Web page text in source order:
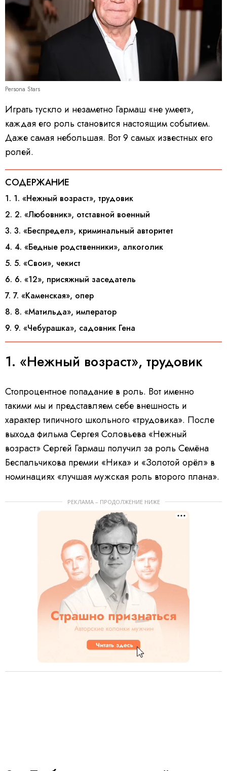
Persona Stars
Играть тускло и незаметно Гармаш «не умеет»,
каждая его роль становится настоящим событием.
Даже самая небольшая. Вот 9 самых известных его
ролей.
СОДЕРЖАНИЕ
1. 1. «Нежный возраст», трудовик
2. 2. «Любовник», отставной военный
3. 3. «Беспредел», криминальный авторитет
4. 4. «Бедные родственники», алкоголик
5. 5. «Свои», чекист
6. 6. «12», присяжный заседатель
7. 7. «Каменская», опер
8. 8. «Матильда», император
9. 9. «Чебурашка», садовник Гена
1. «Нежный возраст», трудовик
Стопроцентное попадание в роль. Вот именно
такими мы и представляем себе внешность и
характер типичного школьного «трудовика». После
выхода фильма Сергея Соловьева «Нежный
возраст» Сергей Гармаш получил за роль Семёна
Беспальчикова премии «Ника» и «Золотой орёл» в
номинациях «лучшая мужская роль второго плана».
РЕКЛАМА – ПРОДОЛЖЕНИЕ НИЖЕ